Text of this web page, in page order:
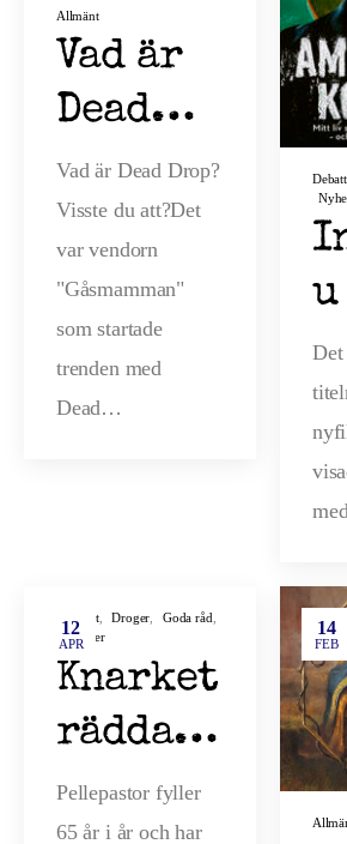
Allmänt
Vad är
Dead
Drop
Vad är Dead Drop?
Visste du att?Det
var vendorn
"Gåsmamman"
som startade
trenden med
Dead…
Debatt,
u
n
g
Det
12
APR
Allmänt, Droger Goda råd
Nyheter
Knarket
räddade
livet på
Pellepastor fyller
65 år i år och har
14
FEB